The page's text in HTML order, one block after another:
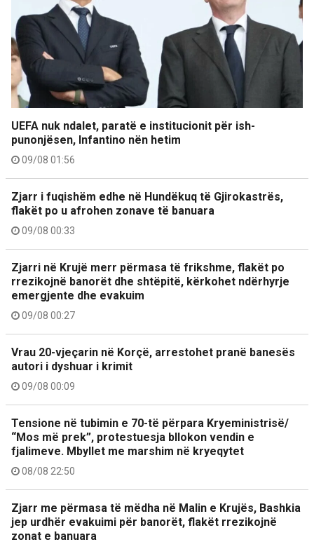
UEFA nuk ndalet, paratë e institucionit për ish-
punonjësen, Infantino nën hetim
09/08 01:56
Zjarr i fuqishëm edhe në Hundëkuq të Gjirokastrës,
flakët po u afrohen zonave të banuara
09/08 00:33
Zjarri në Krujë merr përmasa të frikshme, flakët po
rrezikojnë banorët dhe shtëpitë, kërkohet ndërhyrje
emergjente dhe evakuim
09/08 00:27
Vrau 20-vjeçarin në Korçë, arrestohet pranë banesës
autori i dyshuar i krimit
09/08 00:09
Tensione në tubimin e 70-të përpara Kryeministrisë/
“Mos më prek”, protestuesja bllokon vendin e
fjalimeve. Mbyllet me marshim në kryeqytet
08/08 22:50
Zjarr me përmasa të mëdha në Malin e Krujës, Bashkia
jep urdhër evakuimi për banorët, flakët rrezikojnë
zonat e banuara